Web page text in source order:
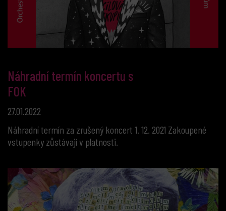
Náhradní termín koncertu s
FOK
27.01.2022
Náhradní termín za zrušený koncert 1. 12. 2021 Zakoupené
vstupenky zůstávají v platnosti.